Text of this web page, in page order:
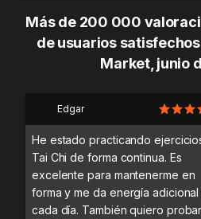
Más de 200 000
de usuarios
Market, junio
Edgar
He estado practicando
Tai Chi de forma continua. Es
excelente para mantenerme en
forma y me da energía adicional
cada día. También quiero